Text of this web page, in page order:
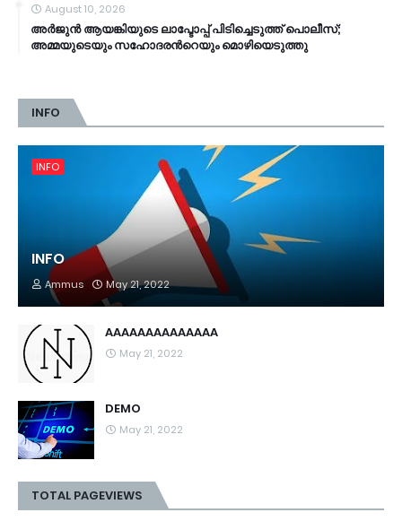
August 10, 2026
അര്‍ജുന്‍ ആയങ്കിയുടെ ലാപ്ടോപ്പ് പിടിച്ചെടുത്ത് പൊലീസ്;
അമ്മയുടെയും സഹോദരന്‍റെയും മൊഴിയെടുത്തു
INFO
INFO
INFO
Ammus May 21, 2022
AAAAAAAAAAAAAA
May 21, 2022
DEMO
May 21, 2022
TOTAL PAGEVIEWS